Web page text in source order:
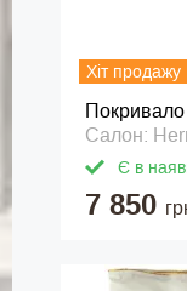
Хіт продажу
Салон:
Є в
7 850